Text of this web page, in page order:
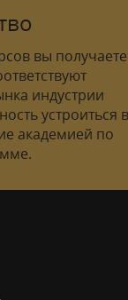
вы получаете
индустрии
устроиться в
академией по